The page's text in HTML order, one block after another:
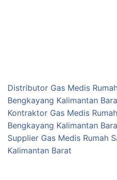
Distributor Gas Medis
Bengkayang Kalimantan
Kontraktor Gas Medis
Bengkayang Kalimantan
Supplier Gas Medis Rumah
Kalimantan Barat